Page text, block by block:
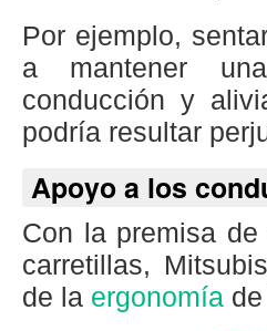
Por ejemplo,
a mantener
conducción y
podría resultar
Apoyo a los
Con la premisa
carretillas,
de la ergonomía